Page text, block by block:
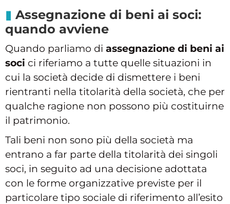
Assegnazione di beni ai soci:
quando avviene
Quando parliamo di assegnazione di beni ai
soci ci riferiamo a tutte quelle situazioni in
cui la società decide di dismettere i beni
rientranti nella titolarità della società, che per
qualche ragione non possono più costituirne
il patrimonio.
Tali beni non sono più della società ma
entrano a far parte della titolarità dei singoli
soci, in seguito ad una decisione adottata
con le forme organizzative previste per il
particolare tipo sociale di riferimento all’esito